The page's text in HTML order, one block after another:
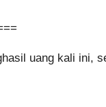
uang kali ini,